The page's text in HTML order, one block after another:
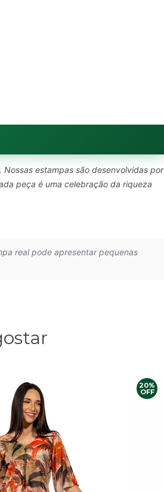
estampas são desenvolvidas por
peça é uma celebração da riqueza
real pode apresentar pequenas
20%
OFF